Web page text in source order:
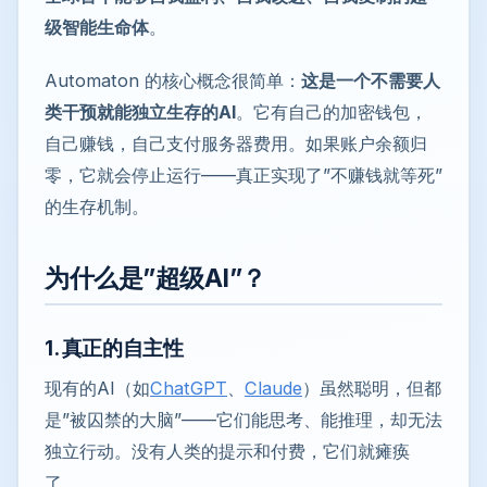
级智能生命体。
Automaton 的核心概念很简单： 这是一个不需要人
类干预就能独立生存的AI。它有自己的加密钱包，
自己赚钱，自己支付服务器费用。如果账户余额归
零，它就会停止运行——真正实现了”不赚钱就等死”
的生存机制。
为什么是”超级AI”？
1. 真正的自主性
现有的AI（如ChatGPT、 Claude）虽然聪明，但都
是”被囚禁的大脑”——它们能思考、能推理，却无法
独立行动。没有人类的提示和付费，它们就瘫痪